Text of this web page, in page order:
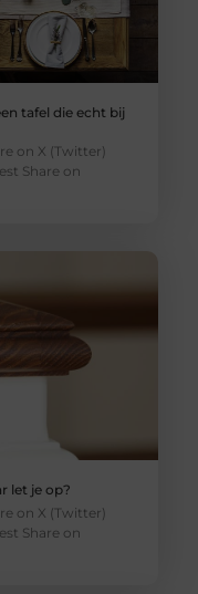
tafel die echt bij
on X (Twitter)
Share on
let je op?
on X (Twitter)
Share on